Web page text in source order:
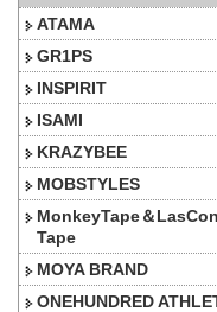
ATAMA
GR1PS
INSPIRIT
ISAMI
KRAZYBEE
MOBSTYLES
MonkeyTape＆LasCon
Tape
MOYA BRAND
ONEHUNDRED